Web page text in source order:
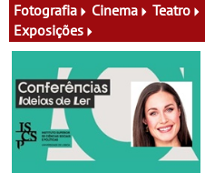
Fotografia Cinema Teatro
Exposições